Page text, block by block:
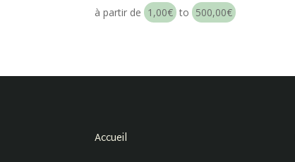
à partir de 1,00€ to 500,00€
Accueil